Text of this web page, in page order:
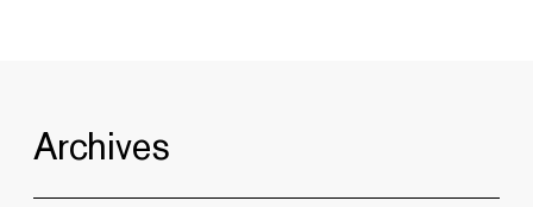
Archives